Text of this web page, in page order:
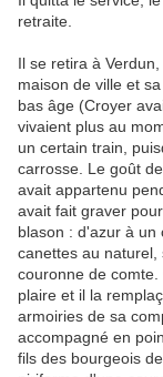
retraite.
Il se retira à
maison de ville et
bas âge (Croyer
vivaient plus au
un certain train,
carrosse. Le goût
avait appartenu
avait fait graver
blason : d'azur à un
canettes au
couronne de
plaire et il la
armoiries de sa
accompagné en
fils des bourgeois